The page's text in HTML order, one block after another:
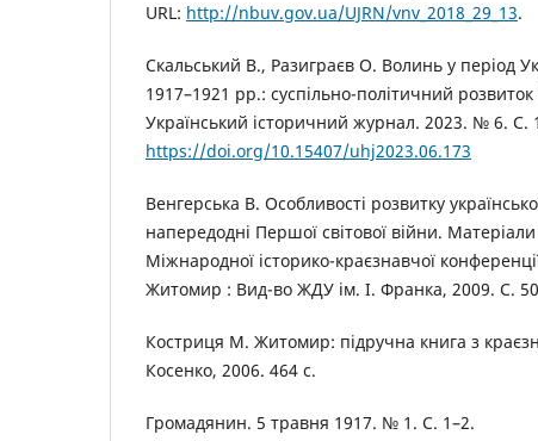
URL: http://nbuv.gov.ua/UJRN/vnv_2018_29_13.
Скальський В., Разиграєв О. Волинь у період
1917–1921 рр.: суспільно-політичний розвиток
Український історичний журнал. 2023. № 6. С.
https://doi.org/10.15407/uhj2023.06.173
Венгерська В. Особливості розвитку
напередодні Першої світової війни. Матеріали
Міжнародної історико-краєзнавчої
Житомир : Вид-во ЖДУ ім. І. Франка, 2009. С.
Костриця М. Житомир: підручна книга з
Косенко, 2006. 464 с.
Громадянин. 5 травня 1917. № 1. С. 1–2.